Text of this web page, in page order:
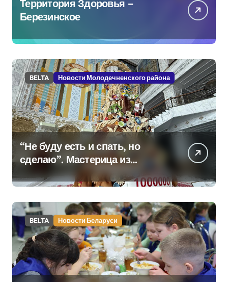
Территория Здоровья –
Березинское
BELTA Новости Молодечненского района
“Не буду есть и спать, но
сделаю”. Мастерица из
Молодечно о 50-
килограммовом каравае для
Дворца Независимости
BELTA Новости Беларуси